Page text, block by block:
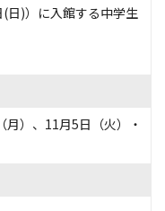
)）に入館する中学生
）、11月5日（火）・